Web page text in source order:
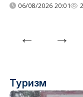
06/08/2026 20:01
Туризм